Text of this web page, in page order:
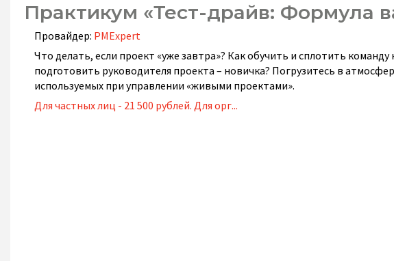
Практикум «Тест-драйв: Формула
Провайдер: PMExpert
Что делать, если проект «уже завтра»? Как обучить и сплотить
подготовить руководителя проекта – новичка? Погрузитесь в
используемых при управлении «живыми проектами».
Для частных лиц - 21 500 рублей. Для орг...